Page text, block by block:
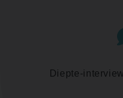
Diepte-